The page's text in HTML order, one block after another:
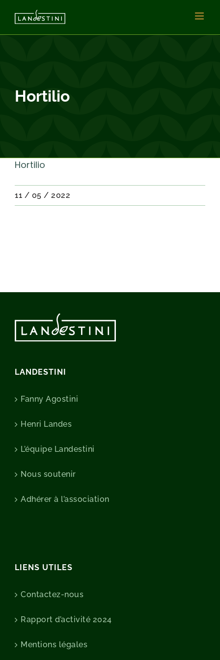
contenu
Hortilio
Hortilio
11 / 05 / 2022
LANDESTINI
Fanny Agostini
Henri Landes
L’équipe Landestini
Nous soutenir
Adhérer à l’association
LIENS UTILES
Contactez-nous
Rapport d’activité 2024
Mentions légales